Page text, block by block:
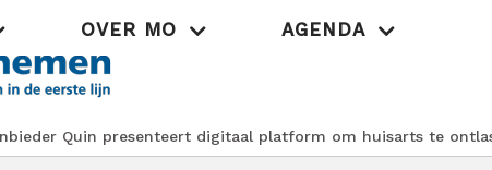
OVER MO AGENDA
Quin presenteert digitaal platform om huisarts te